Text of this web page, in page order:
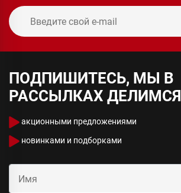
ПОДПИШИТЕСЬ, МЫ В
РАССЫЛКАХ ДЕЛИМСЯ
акционными предложениями
новинками и подборками